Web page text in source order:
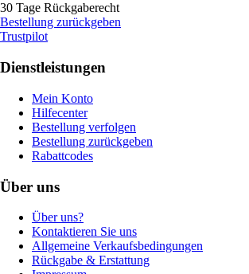
30 Tage Rückgaberecht
Bestellung zurückgeben
Trustpilot
Dienstleistungen
Mein Konto
Hilfecenter
Bestellung verfolgen
Bestellung zurückgeben
Rabattcodes
Über uns
Über uns?
Kontaktieren Sie uns
Allgemeine Verkaufsbedingungen
Rückgabe & Erstattung